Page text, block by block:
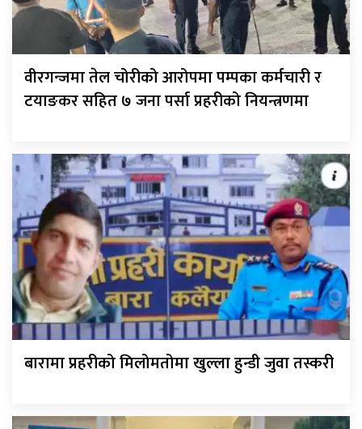
वीरगन्जमा तेल चोरीको आरोपमा पम्पका कर्मचारी र
टयाङकर सहित ७ जना पर्सा प्रहरीको नियन्त्रणमा
बारामा प्रहरीको मिलोमतोमा खुल्ला हुन्डी जुवा तस्करी